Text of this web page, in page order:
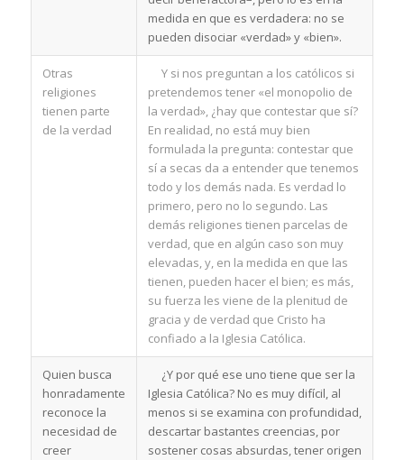
medida en que es verdadera: no se
pueden disociar «verdad» y «bien».
Otras
religiones
tienen parte
de la verdad
Y si nos preguntan a los católicos si
pretendemos tener «el monopolio de
la verdad», ¿hay que contestar que sí?
En realidad, no está muy bien
formulada la pregunta: contestar que
sí a secas da a entender que tenemos
todo y los demás nada. Es verdad lo
primero, pero no lo segundo. Las
demás religiones tienen parcelas de
verdad, que en algún caso son muy
elevadas, y, en la medida en que las
tienen, pueden hacer el bien; es más,
su fuerza les viene de la plenitud de
gracia y de verdad que Cristo ha
confiado a la Iglesia Católica.
Quien busca
honradamente
reconoce la
necesidad de
creer
¿Y por qué ese uno tiene que ser la
Iglesia Católica? No es muy difícil, al
menos si se examina con profundidad,
descartar bastantes creencias, por
sostener cosas absurdas, tener origen